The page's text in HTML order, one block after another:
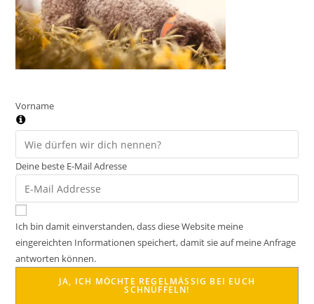
Vorname
Deine beste E-Mail Adresse
Ich bin damit einverstanden, dass diese Website meine
eingereichten Informationen speichert, damit sie auf meine Anfrage
antworten können.
JA, ICH MÖCHTE REGELMÄSSIG BEI EUCH S
CHNÜFFELN!